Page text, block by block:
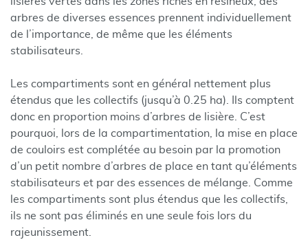
arbres de diverses essences prennent individuellement
de l’importance, de même que les éléments
stabilisateurs.
Les compartiments sont en général nettement plus
étendus que les collectifs (jusqu’à 0.25 ha). Ils comptent
donc en proportion moins d’arbres de lisière. C’est
pourquoi, lors de la compartimentation, la mise en place
de couloirs est complétée au besoin par la promotion
d’un petit nombre d’arbres de place en tant qu’éléments
stabilisateurs et par des essences de mélange. Comme
les compartiments sont plus étendus que les collectifs,
ils ne sont pas éliminés en une seule fois lors du
rajeunissement.